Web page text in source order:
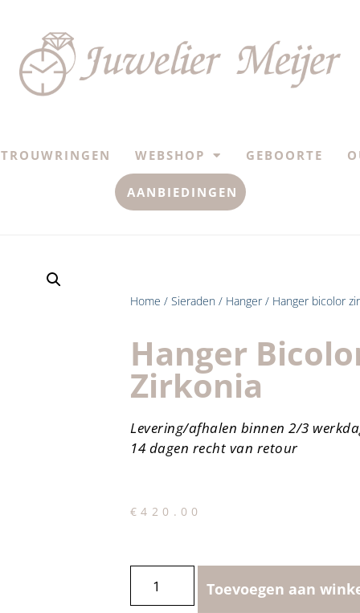
TROUWRINGEN WEBSHOP GEBOORTE
AANBIEDINGEN
Home / Sieraden / Hanger/ Hanger bicolor
Hanger
Zirkonia
Levering/afhalen binnen 2/3
14 dagen recht van retour
€420.00
Toevoegen aan